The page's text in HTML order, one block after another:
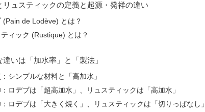
リュスティックの定義と起源・発祥の違い
(Pain de Lodève) とは？
ティック (Rustique) とは？
違いは「加水率」と「製法」
シンプルな材料と「高加水」
ロデブは「超高加水」、リュスティックは「高加水」
ロデブは「大きく焼く」、リュスティックは「切りっぱなし」